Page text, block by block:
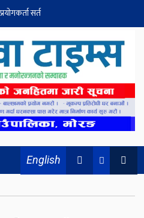
प्रयोगकर्ता सर्त
English